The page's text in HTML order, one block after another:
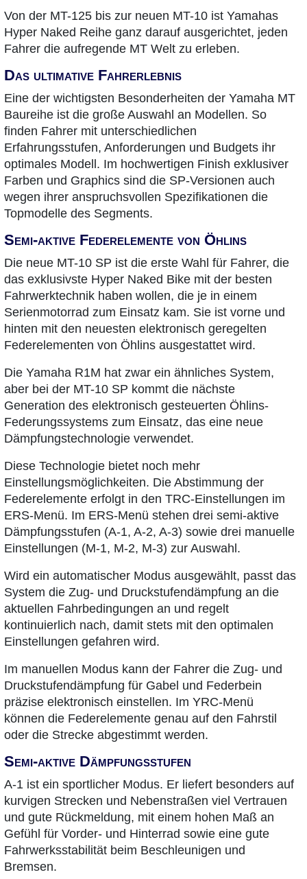
Von der MT-125 bis zur neuen MT-10 ist Yamahas
Hyper Naked Reihe ganz darauf ausgerichtet, jeden
Fahrer die aufregende MT Welt zu erleben.
Das ultimative Fahrerlebnis
Eine der wichtigsten Besonderheiten der Yamaha MT
Baureihe ist die große Auswahl an Modellen. So
finden Fahrer mit unterschiedlichen
Erfahrungsstufen, Anforderungen und Budgets ihr
optimales Modell. Im hochwertigen Finish exklusiver
Farben und Graphics sind die SP-Versionen auch
wegen ihrer anspruchsvollen Spezifikationen die
Topmodelle des Segments.
Semi-aktive Federelemente von Öhlins
Die neue MT-10 SP ist die erste Wahl für Fahrer, die
das exklusivste Hyper Naked Bike mit der besten
Fahrwerktechnik haben wollen, die je in einem
Serienmotorrad zum Einsatz kam. Sie ist vorne und
hinten mit den neuesten elektronisch geregelten
Federelementen von Öhlins ausgestattet wird.
Die Yamaha R1M hat zwar ein ähnliches System,
aber bei der MT-10 SP kommt die nächste
Generation des elektronisch gesteuerten Öhlins-
Federungssystems zum Einsatz, das eine neue
Dämpfungstechnologie verwendet.
Diese Technologie bietet noch mehr
Einstellungsmöglichkeiten. Die Abstimmung der
Federelemente erfolgt in den TRC-Einstellungen im
ERS-Menü. Im ERS-Menü stehen drei semi-aktive
Dämpfungsstufen (A-1, A-2, A-3) sowie drei manuelle
Einstellungen (M-1, M-2, M-3) zur Auswahl.
Wird ein automatischer Modus ausgewählt, passt das
System die Zug- und Druckstufendämpfung an die
aktuellen Fahrbedingungen an und regelt
kontinuierlich nach, damit stets mit den optimalen
Einstellungen gefahren wird.
Im manuellen Modus kann der Fahrer die Zug- und
Druckstufendämpfung für Gabel und Federbein
präzise elektronisch einstellen. Im YRC-Menü
können die Federelemente genau auf den Fahrstil
oder die Strecke abgestimmt werden.
Semi-aktive Dämpfungsstufen
A-1 ist ein sportlicher Modus. Er liefert besonders auf
kurvigen Strecken und Nebenstraßen viel Vertrauen
und gute Rückmeldung, mit einem hohen Maß an
Gefühl für Vorder- und Hinterrad sowie eine gute
Fahrwerksstabilität beim Beschleunigen und
Bremsen.